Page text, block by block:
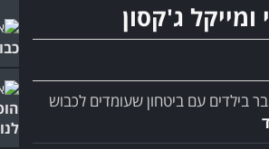
ומייקל ג'קסון
בילדים עם ביטחון שעומדים לכבוש